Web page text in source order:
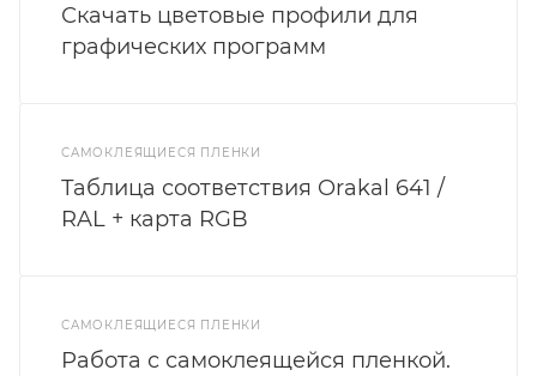
Скачать цветовые профили для
графических программ
САМОКЛЕЯЩИЕСЯ ПЛЕНКИ
Таблица соответствия Orakal 641 /
RAL + карта RGB
САМОКЛЕЯЩИЕСЯ ПЛЕНКИ
Работа с самоклеящейся пленкой.